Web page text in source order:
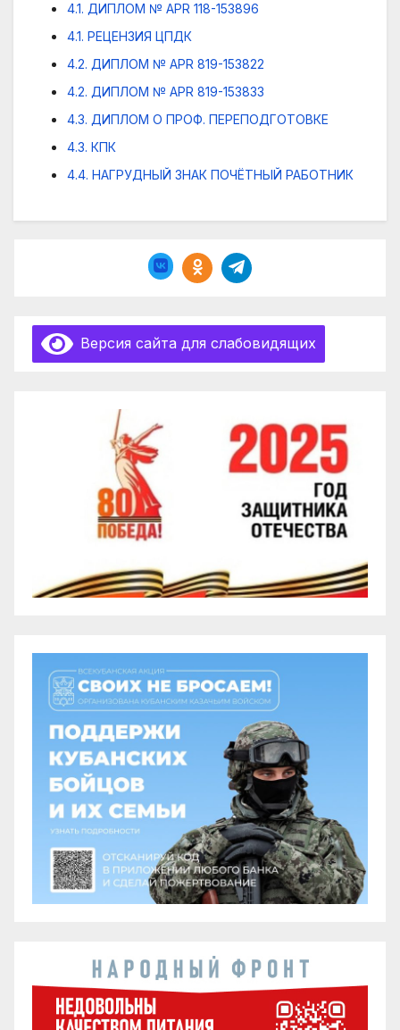
4.1. ДИПЛОМ № APR 118-153896
4.1. РЕЦЕНЗИЯ ЦПДК
4.2. ДИПЛОМ № APR 819-153822
4.2. ДИПЛОМ № APR 819-153833
4.3. ДИПЛОМ О ПРОФ. ПЕРЕПОДГОТОВКЕ
4.3. КПК
4.4. НАГРУДНЫЙ ЗНАК ПОЧЁТНЫЙ РАБОТНИК
Версия сайта для слабовидящих